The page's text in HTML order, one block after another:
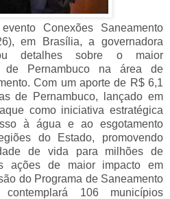
Conexões Saneamento
em Brasília, a governadora
detalhes sobre o maior
de Pernambuco na área de
Com um aporte de R$ 6,1
de Pernambuco, lançado em
como iniciativa estratégica
à água e ao esgotamento
do Estado, promovendo
de vida para milhões de
ações de maior impacto em
do Programa de Saneamento
106 municípios